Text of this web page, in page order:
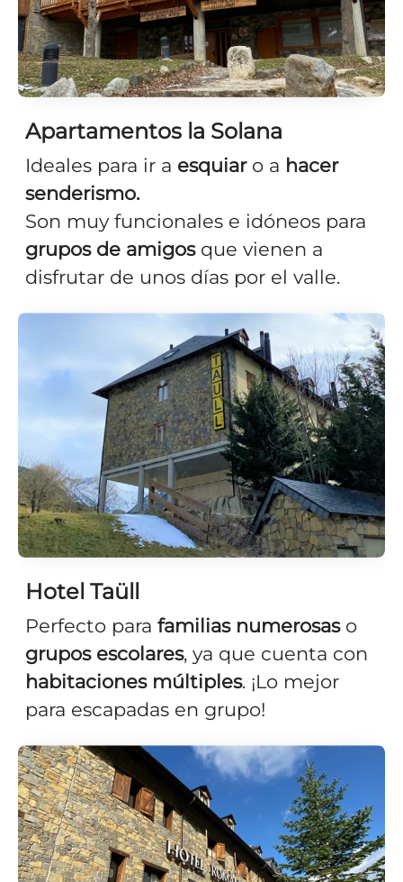
Apartamentos la Solana
Ideales para ir a esquiaro a hacer
senderismo.
Son muy funcionales e idóneos para
grupos de amigosque vienen a
disfrutar de unos días por el valle.
Hotel Taüll
Perfecto para familias numerosas o
grupos escolares, ya que cuenta con
habitaciones múltiples. ¡Lo mejor
para escapadas en grupo!